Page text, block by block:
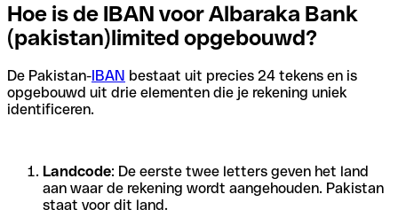
Hoe is de IBAN voor Albaraka Bank
(pakistan)limited opgebouwd?
De Pakistan-IBAN bestaat uit precies 24 tekens en is
opgebouwd uit drie elementen die je rekening uniek
identificeren.
Landcode: De eerste twee letters geven het land
aan waar de rekening wordt aangehouden. Pakistan
staat voor dit land.